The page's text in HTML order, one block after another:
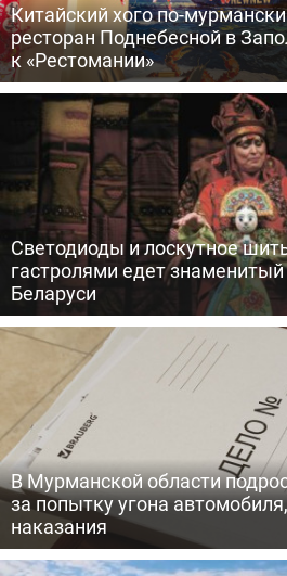
Китайский хого по-
ресторан Поднебесной в
к «Рестомании»
Светодиоды и лоскутное
гастролями едет знаменитый
Беларуси
В Мурманской области
за попытку угона
наказания